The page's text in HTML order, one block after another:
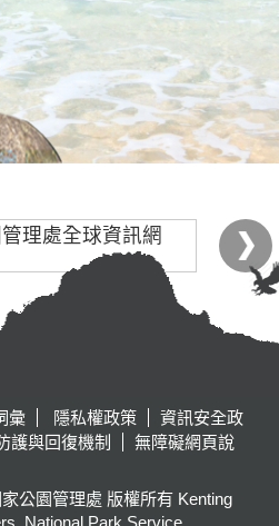
彙 隱私權政策
資訊安全政
護與回復機制
無障礙網頁說
公園管理處 版權所有 Kenting
National Park Service,